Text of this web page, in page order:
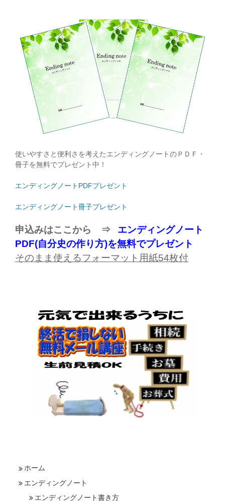
使いやすさと便利さを考えたエンディングノートのＰＤＦ・
冊子を無料でプレゼント中！
エンディングノートPDFプレゼント
エンディングノート冊子プレゼント
申込みはここから ⇒
エンディングノート
PDF(自分史の作り方)を無料でプレゼント
そのまま使えるフォーマット用紙54枚付
ホーム
エンディングノート
エンディングノート書き方